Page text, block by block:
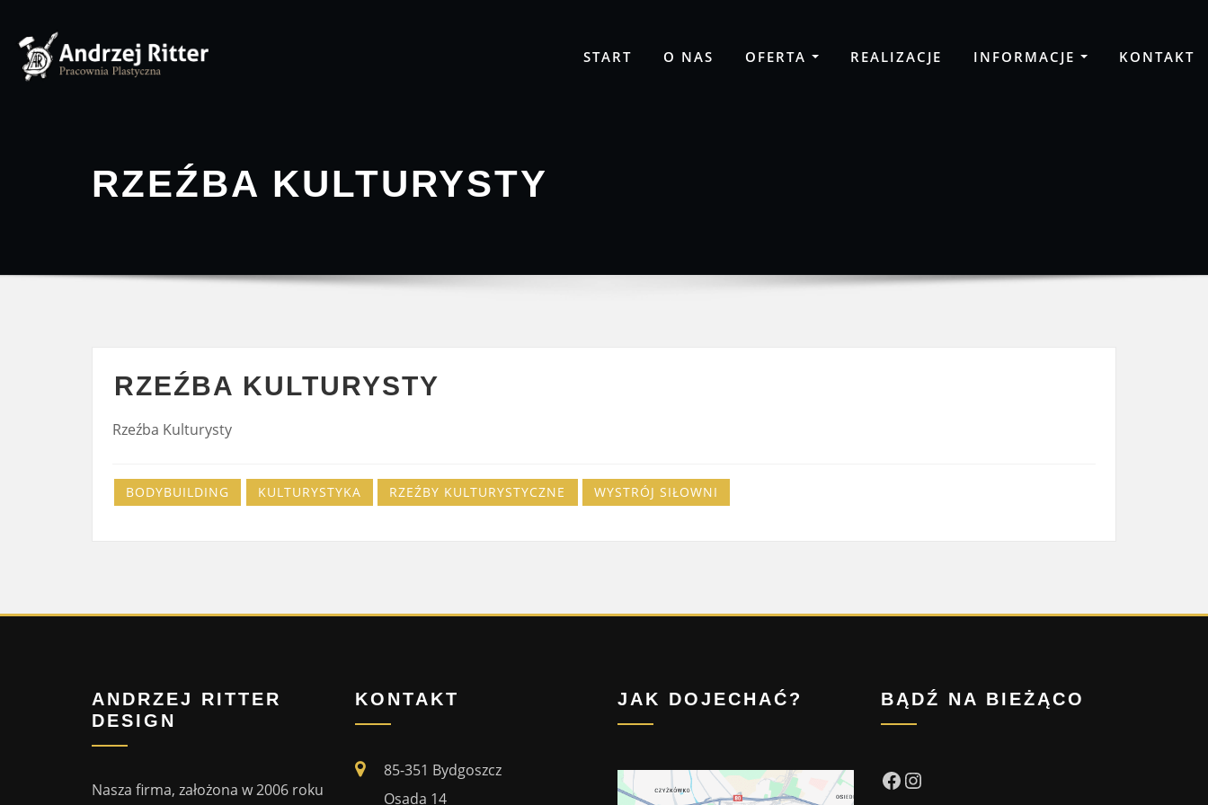
content
START O NAS OFERTA REALIZACJE INFORMACJE KONTAKT
RZEŹBA KULTURYSTY
RZEŹBA KULTURYSTY
Rzeźba Kulturysty
BODYBUILDING KULTURYSTYKA RZEŹBY KULTURYSTYCZNE WYSTRÓJ SIŁOWNI
ANDRZEJ RITTER
DESIGN
Nasza firma, założona w 2006 roku
KONTAKT
85-351 Bydgoszcz
Osada 14
JAK DOJECHAĆ? BĄDŹ NA BIEŻĄCO
Facebook
Instagram